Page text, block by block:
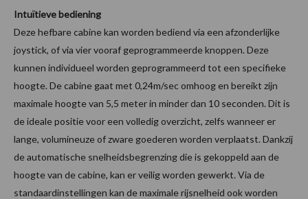
Intuïtieve bediening
Deze hefbare cabine kan worden bediend via een afzonderlijke
joystick, of via vier vooraf geprogrammeerde knoppen. Deze
kunnen individueel worden geprogrammeerd tot een specifieke
hoogte. De cabine gaat met 0,24m/sec omhoog en bereikt zijn
maximale hoogte van 5,5 meter in minder dan 10 seconden. Dit is
de ideale positie voor een volledig overzicht, zelfs wanneer er
lange, volumineuze of zware goederen worden verplaatst. Dankzij
de automatische snelheidsbegrenzing die is gekoppeld aan de
hoogte van de cabine, kan er veilig worden gewerkt. Via de
standaardinstellingen kan de maximale rijsnelheid ook worden